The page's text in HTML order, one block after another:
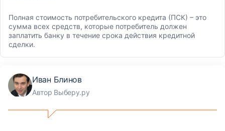
Полная стоимость потребительского кредита (ПСК) – это
сумма всех средств, которые потребитель должен
заплатить банку в течение срока действия кредитной
сделки.
Иван Блинов
Автор Выберу.ру